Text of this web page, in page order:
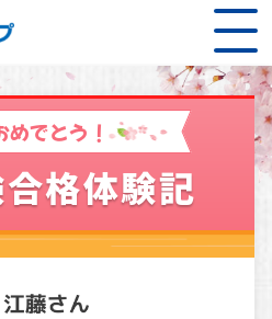
めでとう！
格体験記